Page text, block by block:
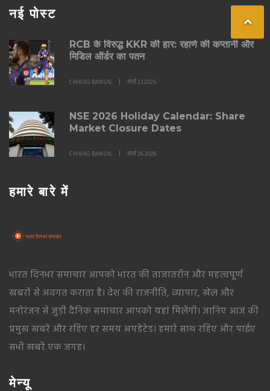
नई पोस्ट
RCB के विरुद्ध KKR की हार: रहाणे की कप्तानी और
मिडिल ऑर्डर का पतन
CHIRAG BANSAL मार्च 23 2025
NSE 2026 Holiday Calendar: Share
Market Closure Dates
CHIRAG BANSAL मार्च 26 2026
हमारे बारे में
भारत दिनभर समाचार आपको भारत की ताजातरीन और महत्वपूर्ण
खबरों से अवगत कराता है। देश की राजनीति, व्यापार, खेल और
मनोरंजन से जुड़ी दैनिक समाचार आपको यहां मिलेंगी। जानिए आज की
प्रमुख खबरें और रहिए हर समय अपडेटेड। हमारे साथ रहिए और पाईए
सभी खबरें एक जगह।
मेन्यू